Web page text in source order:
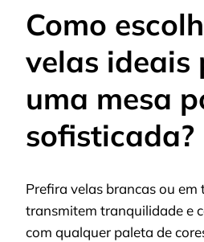
Como
velas ideais
uma mesa
sofisticada?
Prefira velas brancas ou em
transmitem tranquilidade e
com qualquer paleta de